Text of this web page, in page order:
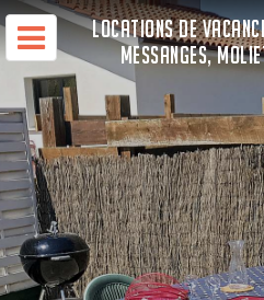
LOCATIONS DE
MESSANGES,